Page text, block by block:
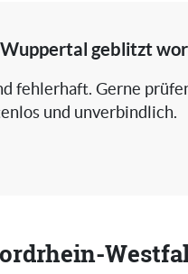
geblitzt
fehlerhaft. Gerne
und unverbindlich.